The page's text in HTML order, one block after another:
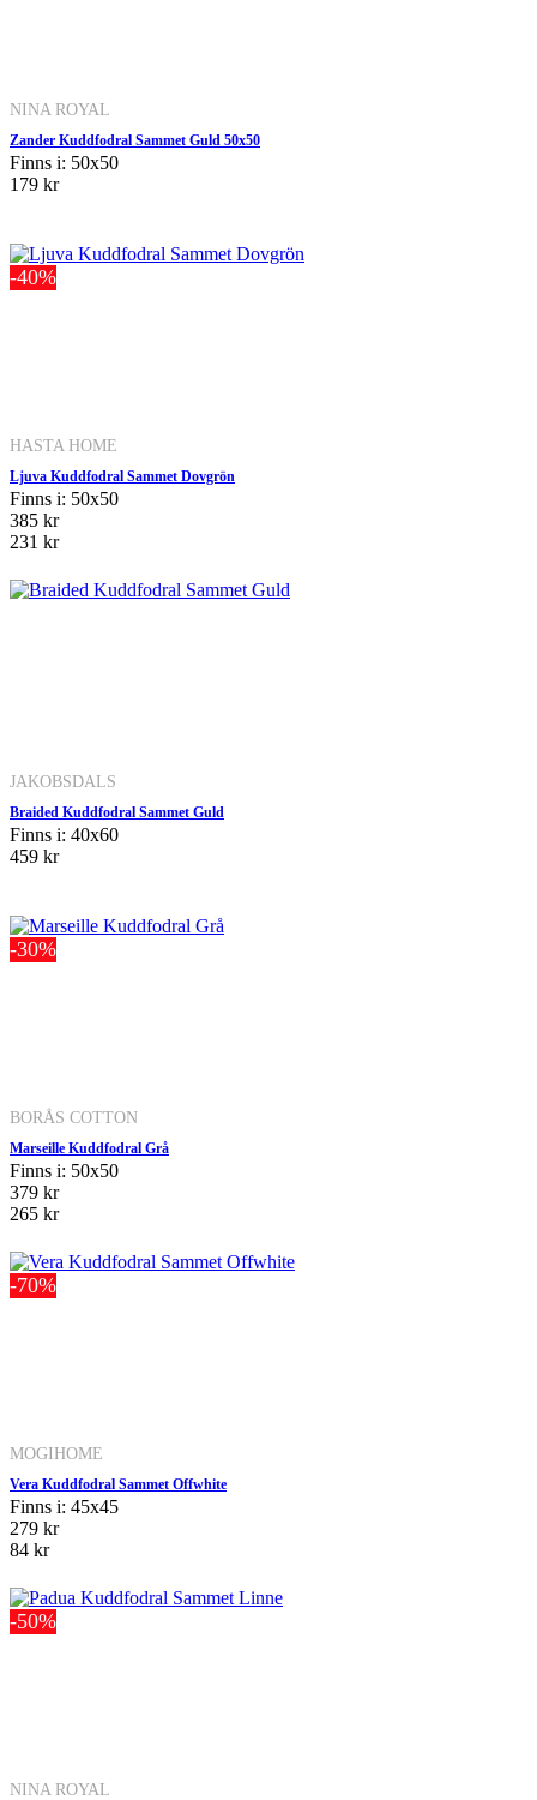
NINA ROYAL
Zander Kuddfodral Sammet Guld 50x50
Finns i: 50x50
179 kr
-40%
HASTA HOME
Ljuva Kuddfodral Sammet Dovgrön
Finns i: 50x50
385 kr
231 kr
JAKOBSDALS
Braided Kuddfodral Sammet Guld
Finns i: 40x60
459 kr
-30%
BORÅS COTTON
Marseille Kuddfodral Grå
Finns i: 50x50
379 kr
265 kr
-70%
MOGIHOME
Vera Kuddfodral Sammet Offwhite
Finns i: 45x45
279 kr
84 kr
-50%
NINA ROYAL